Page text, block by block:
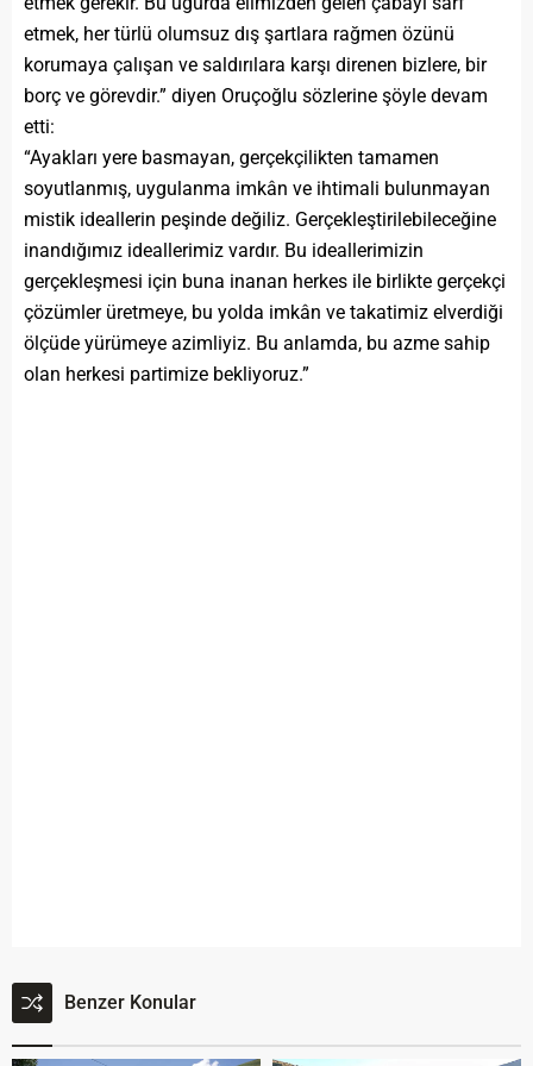
etmek, her türlü olumsuz dış şartlara rağmen özünü
korumaya çalışan ve saldırılara karşı direnen bizlere, bir
borç ve görevdir.” diyen Oruçoğlu sözlerine şöyle devam
etti:
“Ayakları yere basmayan, gerçekçilikten tamamen
soyutlanmış, uygulanma imkân ve ihtimali bulunmayan
mistik ideallerin peşinde değiliz. Gerçekleştirilebileceğine
inandığımız ideallerimiz vardır. Bu ideallerimizin
gerçekleşmesi için buna inanan herkes ile birlikte gerçekçi
çözümler üretmeye, bu yolda imkân ve takatimiz elverdiği
ölçüde yürümeye azimliyiz. Bu anlamda, bu azme sahip
olan herkesi partimize bekliyoruz.”
Benzer Konular